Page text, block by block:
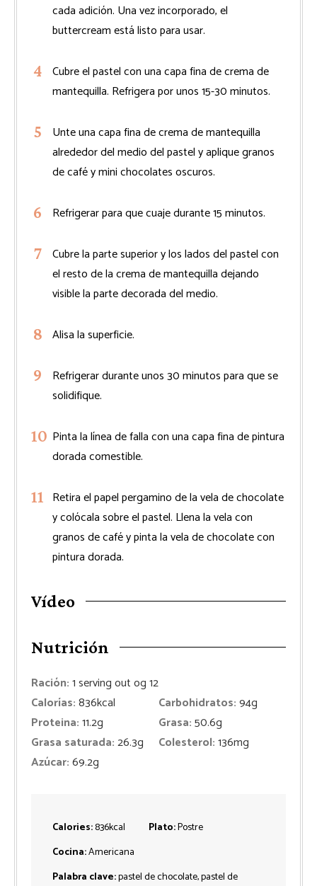
cada adición. Una vez incorporado, el
buttercream está listo para usar.
Cubre el pastel con una capa fina de crema de
mantequilla. Refrigera por unos 15-30 minutos.
Unte una capa fina de crema de mantequilla
alrededor del medio del pastel y aplique granos
de café y mini chocolates oscuros.
Refrigerar para que cuaje durante 15 minutos.
Cubre la parte superior y los lados del pastel con
el resto de la crema de mantequilla dejando
visible la parte decorada del medio.
Alisa la superficie.
Refrigerar durante unos 30 minutos para que se
solidifique.
Pinta la línea de falla con una capa fina de pintura
dorada comestible.
Retira el papel pergamino de la vela de chocolate
y colócala sobre el pastel. Llena la vela con
granos de café y pinta la vela de chocolate con
pintura dorada.
Vídeo
Nutrición
Ración:1serving out og 12
Calorías:836kcal Carbohidratos:94g
Proteina:11.2g Grasa:50.6g
Grasa saturada:26.3g Colesterol:136mg
Azúcar:69.2g
Calories:836kcal Plato:Postre
Cocina:Americana
Palabra clave:pastel de chocolate, pastel de